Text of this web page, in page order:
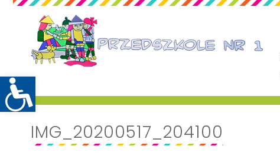
IMG_20200517_204100